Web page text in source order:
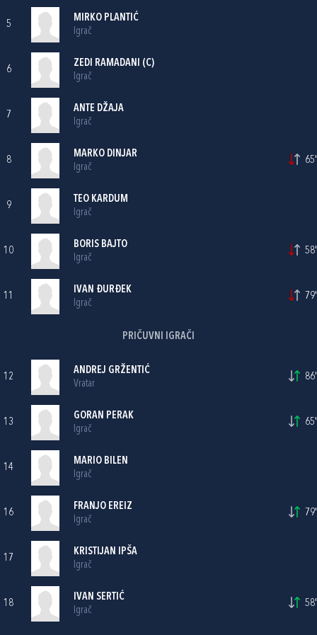
5
MIRKO PLANTIĆ
Igrač
6
ZEDI RAMADANI
(C)
Igrač
7
ANTE DŽAJA
Igrač
8
MARKO DINJAR
Igrač
65'
9
TEO KARDUM
Igrač
10
BORIS BAJTO
Igrač
58'
11
IVAN ĐURĐEK
Igrač
79'
PRIČUVNI IGRAČI
12
ANDREJ GRŽENTIĆ
Vratar
86'
13
GORAN PERAK
Igrač
65'
14
MARIO BILEN
Igrač
16
FRANJO EREIZ
Igrač
79'
17
KRISTIJAN IPŠA
Igrač
18
IVAN SERTIĆ
Igrač
58'